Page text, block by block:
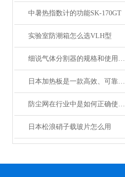
中暑热指数计的功能SK-170GT
实验室防潮箱怎么选VLH型
细说气体分割器的规格和使用特长
日本加热板是一款高效、可靠的加热设备
防尘网在行业中是如何正确使用的？
日本松浪硝子载玻片怎么用